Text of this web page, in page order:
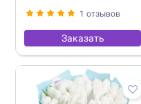
1 отзывов
Заказать